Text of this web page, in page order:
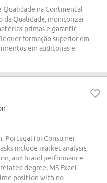
Qualidade na Continental
da Qualidade, monitorizar
primas e garantir
formação superior em
em auditorias e
Portugal for Consumer
include market analysis,
and brand performance
degree, MS Excel
position with no